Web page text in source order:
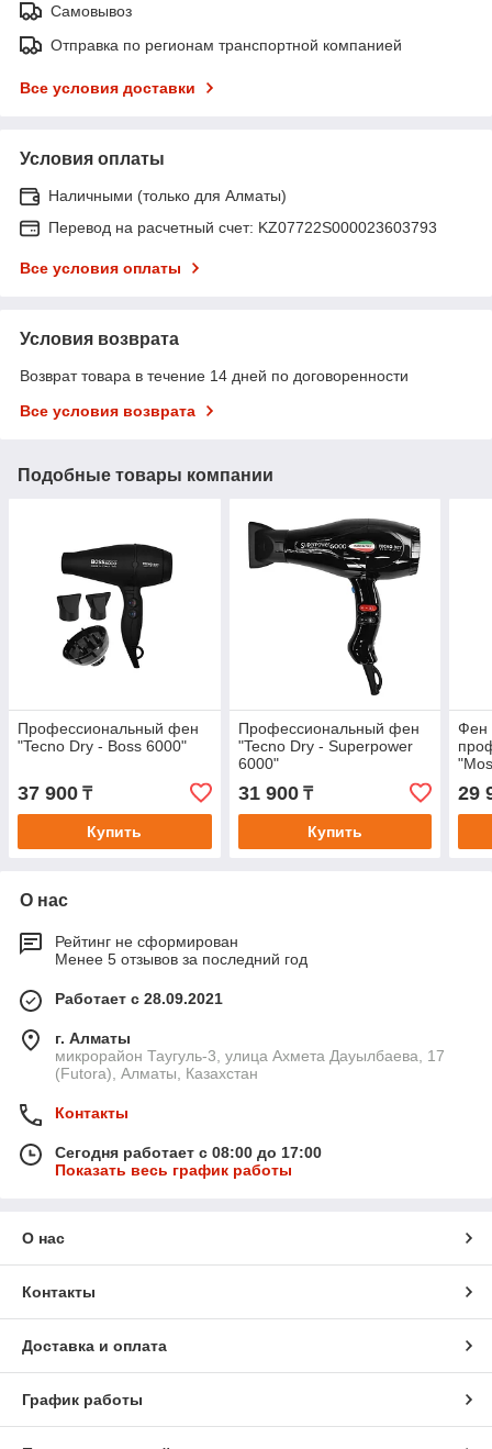
Самовывоз
Отправка по регионам транспортной компанией
Все условия доставки
Условия оплаты
Наличными (только для Алматы)
Перевод на расчетный счет: KZ07722S000023603793
Все условия оплаты
Условия возврата
Возврат товара в течение 14 дней по договоренности
Все условия возврата
Подобные товары компании
Профессиональный фен
"Tecno Dry - Boss 6000"
37 900 ₸
Купить
Профессиональный фен
"Tecno Dry - Superpower
6000"
31 900₸
Купить
Фен
29
О нас
Рейтинг не сформирован
Менее 5 отзывов за последний год
Работает с 28.09.2021
г. Алматы
микрорайон Таугуль-3, улица Ахмета Дауылбаева, 17
(Futora), Алматы, Казахстан
Контакты
Сегодня работает с 08:00 до 17:00
Показать весь график работы
О нас
Контакты
Доставка и оплата
График работы